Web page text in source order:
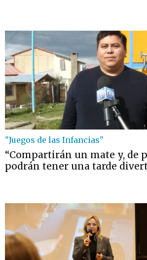
"Juegos de las Infancias"
“Compartirán un mate y, de
podrán tener una tarde